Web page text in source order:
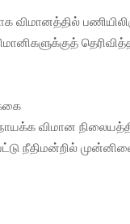
விமான
நீதிமன்றில்